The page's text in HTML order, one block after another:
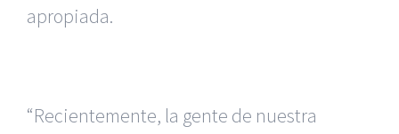
apropiada.
“Recientemente, la gente de nuestra